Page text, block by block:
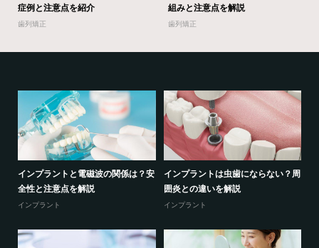
症例と注意点を紹介
歯列矯正
組みと注意点を解説
歯列矯正
インプラントと電磁波の関係は？安
全性と注意点を解説
インプラント
インプラントは虫歯にならない？周
囲炎との違いを解説
インプラント